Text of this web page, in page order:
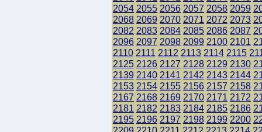
2054 2055 2056 2057 2058 2059
2068 2069 2070 2071 2072 2073
2082 2083 2084 2085 2086 2087
2096 2097 2098 2099 2100 2101
2110 2111 2112 2113 2114 2115
2125 2126 2127 2128 2129 2130
2139 2140 2141 2142 2143 2144
2153 2154 2155 2156 2157 2158
2167 2168 2169 2170 2171 2172
2181 2182 2183 2184 2185 2186
2195 2196 2197 2198 2199 2200